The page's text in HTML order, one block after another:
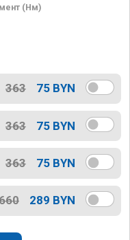
(Нм)
363 75 BYN
363 75 BYN
363 75 BYN
289 BYN